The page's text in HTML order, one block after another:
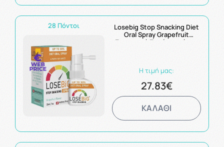
28 Πόντοι
Losebig Stop Snacking Diet
Oral Spray Grapefruit
Στοματικό Σπρέυ κατά της
Η τιμή μας:
27.83€
ΚΑΛΑΘΙ